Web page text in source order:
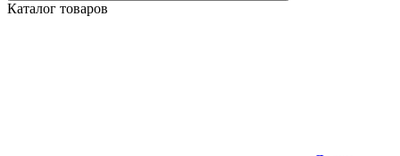
Каталог товаров